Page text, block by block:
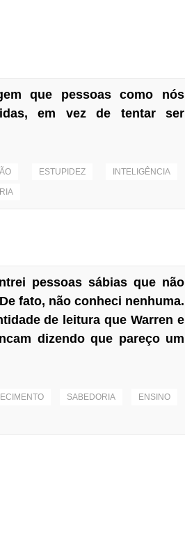
que pessoas como nós
em vez de tentar ser
ESTUPIDEZ INTELIGÊNCIA
pessoas sábias que não
fato, não conheci nenhuma.
de leitura que Warren e
dizendo que pareço um
SABEDORIA ENSINO